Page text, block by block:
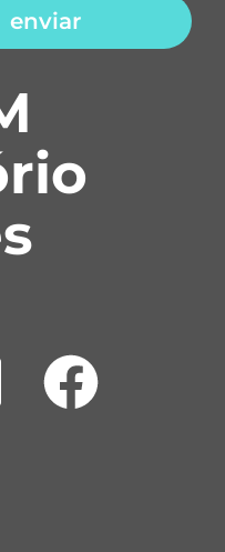
enviar